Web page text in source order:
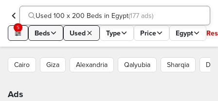
Used 100 x 200 Beds in Egypt(177 ads)
5
Beds Used Type Price Egypt
Cairo Giza Alexandria Qalyubia Sharqia
Ads